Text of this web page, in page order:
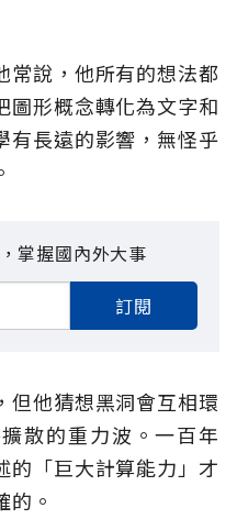
常說，他所有的想法都
圖形概念轉化為文字和
有長遠的影響，無怪乎
掌握國內外大事
訂閱
但他猜想黑洞會互相環
散的重力波。一百年
的「巨大計算能力」才
的。